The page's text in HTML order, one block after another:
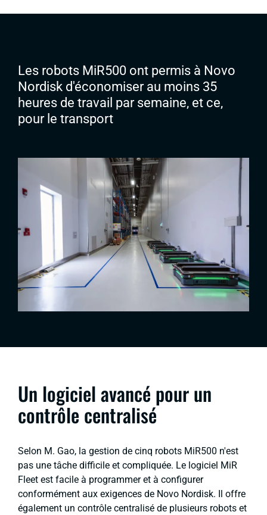
Les robots MiR500 ont permis à Novo
Nordisk d'économiser au moins 35
heures de travail par semaine, et ce,
pour le transport
Un logiciel avancé pour un
contrôle centralisé
Selon M. Gao, la gestion de cinq robots MiR500 n'est
pas une tâche difficile et compliquée. Le logiciel MiR
Fleet est facile à programmer et à configurer
conformément aux exigences de Novo Nordisk. Il offre
également un contrôle centralisé de plusieurs robots et